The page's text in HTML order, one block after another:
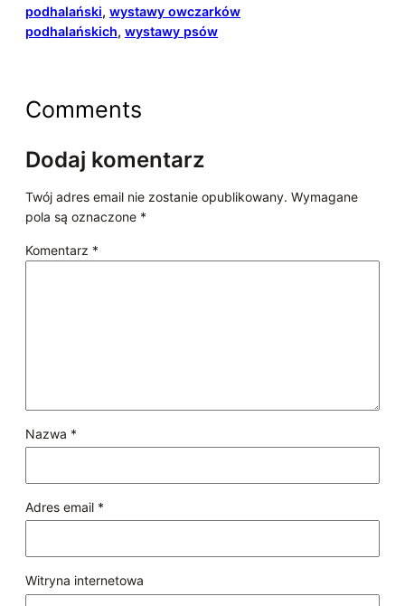
podhalański, wystawy owczarków
podhalańskich, wystawy psów
Comments
Dodaj komentarz
Twój adres email nie zostanie opublikowany. Wymagane
pola są oznaczone *
Komentarz *
Nazwa *
Adres email *
Witryna internetowa